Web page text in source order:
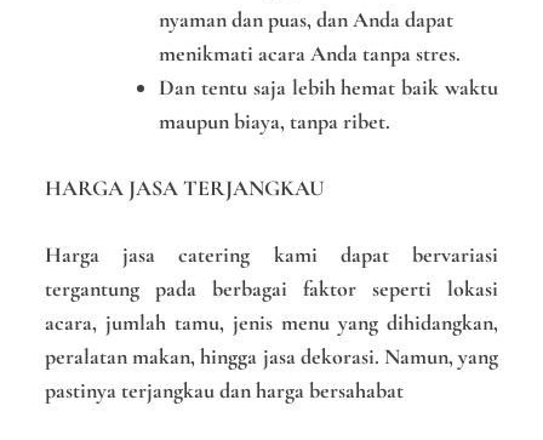
nyaman dan puas, dan Anda dapat
menikmati acara Anda tanpa stres.
Dan tentu saja lebih hemat baik waktu
maupun biaya, tanpa ribet.
HARGA JASA TERJANGKAU
Harga jasa catering kami dapat bervariasi
tergantung pada berbagai faktor seperti lokasi
acara, jumlah tamu, jenis menu yang dihidangkan,
peralatan makan, hingga jasa dekorasi. Namun, yang
pastinya terjangkau dan harga bersahabat